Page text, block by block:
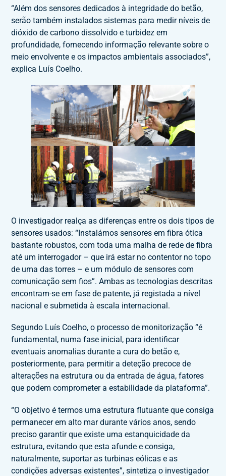
“Além dos sensores dedicados à integridade do betão,
serão também instalados sistemas para medir níveis de
dióxido de carbono dissolvido e turbidez em
profundidade, fornecendo informação relevante sobre o
meio envolvente e os impactos ambientais associados”,
explica Luís Coelho.
O investigador realça as diferenças entre os dois tipos de
sensores usados: “Instalámos sensores em fibra ótica
bastante robustos, com toda uma malha de rede de fibra
até um interrogador – que irá estar no contentor no topo
de uma das torres – e um módulo de sensores com
comunicação sem fios”. Ambas as tecnologias descritas
encontram-se em fase de patente, já registada a nível
nacional e submetida à escala internacional.
Segundo Luís Coelho, o processo de monitorização “é
fundamental, numa fase inicial, para identificar
eventuais anomalias durante a cura do betão e,
posteriormente, para permitir a deteção precoce de
alterações na estrutura ou da entrada de água, fatores
que podem comprometer a estabilidade da plataforma”.
“O objetivo é termos uma estrutura flutuante que consiga
permanecer em alto mar durante vários anos, sendo
preciso garantir que existe uma estanquicidade da
estrutura, evitando que esta afunde e consiga,
naturalmente, suportar as turbinas eólicas e as
condições adversas existentes”, sintetiza o investigador